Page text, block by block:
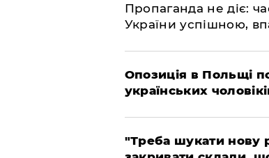
​Пропаганда не діє:
України успішною,
​Опозиція в Польщі
українських
​"Треба шукати нову